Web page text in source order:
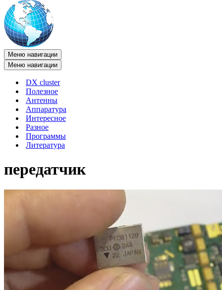
Меню навигации
Меню навигации
DX cluster
Полезное
Антенны
Аппаратура
Интересное
Разное
Программы
Литература
передатчик